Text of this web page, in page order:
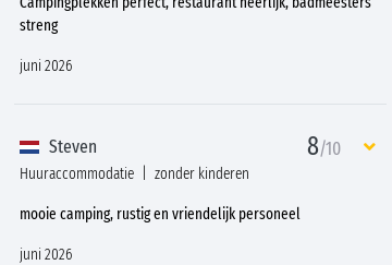
streng
juni 2026
Steven 8/10
Huuraccommodatie zonder kinderen
mooie camping, rustig en vriendelijk personeel
juni 2026